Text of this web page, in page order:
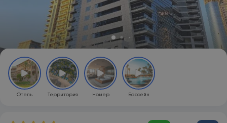
Отель Территория Номер Бассейн